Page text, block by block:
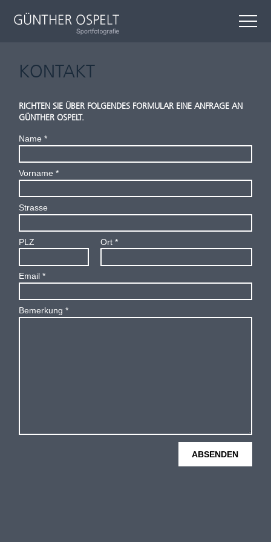
KONTAKT
RICHTEN SIE ÜBER FOLGENDES FORMULAR EINE ANFRAGE AN
GÜNTHER OSPELT.
Name
Vorname
Strasse
PLZ Ort
Email
Bemerkung
ABSENDEN